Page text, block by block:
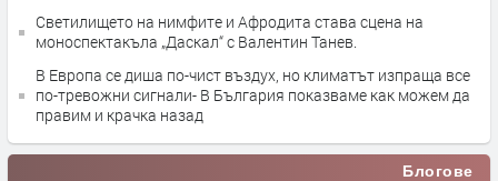
Светилището на нимфите и Афродита става сцена на
моноспектакъла „Даскал“ с Валентин Танев.
В Европа се диша по-чист въздух, но климатът изпраща все
по-тревожни сигнали- В България показваме как можем да
правим и крачка назад
Блогове